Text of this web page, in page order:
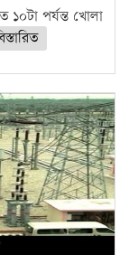
পর্যন্ত খোলা